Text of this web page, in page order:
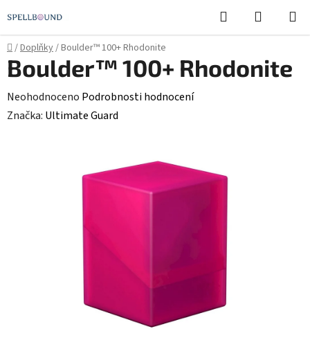
na
obsah
Hledat
KOŠÍK
Domů
/Doplňky/Boulder™ 100+ Rhodonite
Boulder™ 100+ Rhodonite
Průměrné
hodnocení
Neohodnoceno Podrobnosti hodnocení
Značka: Ultimate Guard